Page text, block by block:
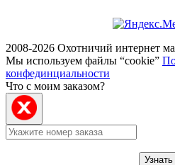
2008-2026 Охотничий интернет
Мы используем файлы “cookie”
конфединциальности
Что с моим заказом?
Узнать